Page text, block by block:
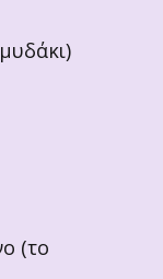
(το